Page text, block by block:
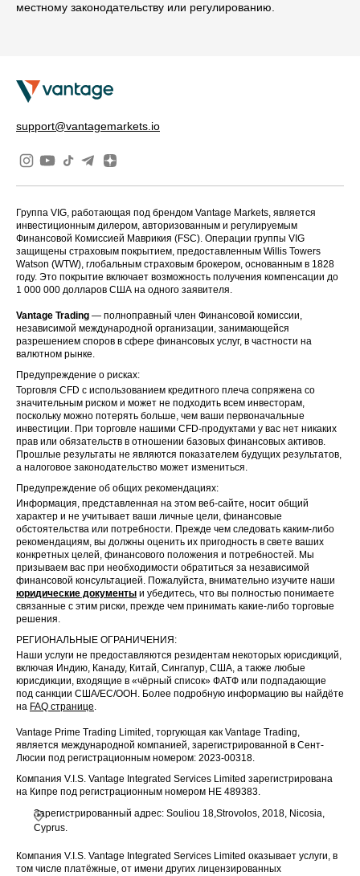
местному законодательству или регулированию.
support@vantagemarkets.io
Группа VIG, работающая под брендом Vantage Markets, является
инвестиционным дилером, авторизованным и регулируемым
Финансовой Комиссией Маврикия (FSC). Операции группы VIG
защищены страховым покрытием, предоставленным Willis Towers
Watson (WTW), глобальным страховым брокером, основанным в 1828
году. Это покрытие включает возможность получения компенсации до
1 000 000 долларов США на одного заявителя.
Vantage Trading — полноправный член Финансовой комиссии,
независимой международной организации, занимающейся
разрешением споров в сфере финансовых услуг, в частности на
валютном рынке.
Предупреждение о рисках:
Торговля CFD с использованием кредитного плеча сопряжена со
значительным риском и может не подходить всем инвесторам,
поскольку можно потерять больше, чем ваши первоначальные
инвестиции. При торговле нашими CFD-продуктами у вас нет никаких
прав или обязательств в отношении базовых финансовых активов.
Прошлые результаты не являются показателем будущих результатов,
а налоговое законодательство может измениться.
Предупреждение об общих рекомендациях:
Информация, представленная на этом веб-сайте, носит общий
характер и не учитывает ваши личные цели, финансовые
обстоятельства или потребности. Прежде чем следовать каким-либо
рекомендациям, вы должны оценить их пригодность в свете ваших
конкретных целей, финансового положения и потребностей. Мы
призываем вас при необходимости обратиться за независимой
финансовой консультацией. Пожалуйста, внимательно изучите наши
юридические документы и убедитесь, что вы полностью понимаете
связанные с этим риски, прежде чем принимать какие-либо торговые
решения.
РЕГИОНАЛЬНЫЕ ОГРАНИЧЕНИЯ:
Наши услуги не предоставляются резидентам некоторых юрисдикций,
включая Индию, Канаду, Китай, Сингапур, США, а также любые
юрисдикции, входящие в «чёрный список» ФАТФ или подпадающие
под санкции США/ЕС/ООН. Более подробную информацию вы найдёте
на FAQ странице.
Vantage Prime Trading Limited, торгующая как Vantage Trading,
является международной компанией, зарегистрированной в Сент-
Люсии под регистрационным номером: 2023-00318.
Компания V.I.S. Vantage Integrated Services Limited зарегистрирована
на Кипре под регистрационным номером HE 489383.
Зарегистрированный адрес: Souliou 18,Strovolos, 2018, Nicosia,
Cyprus.
Компания V.I.S. Vantage Integrated Services Limited оказывает услуги, в
том числе платёжные, от имени других лицензированных